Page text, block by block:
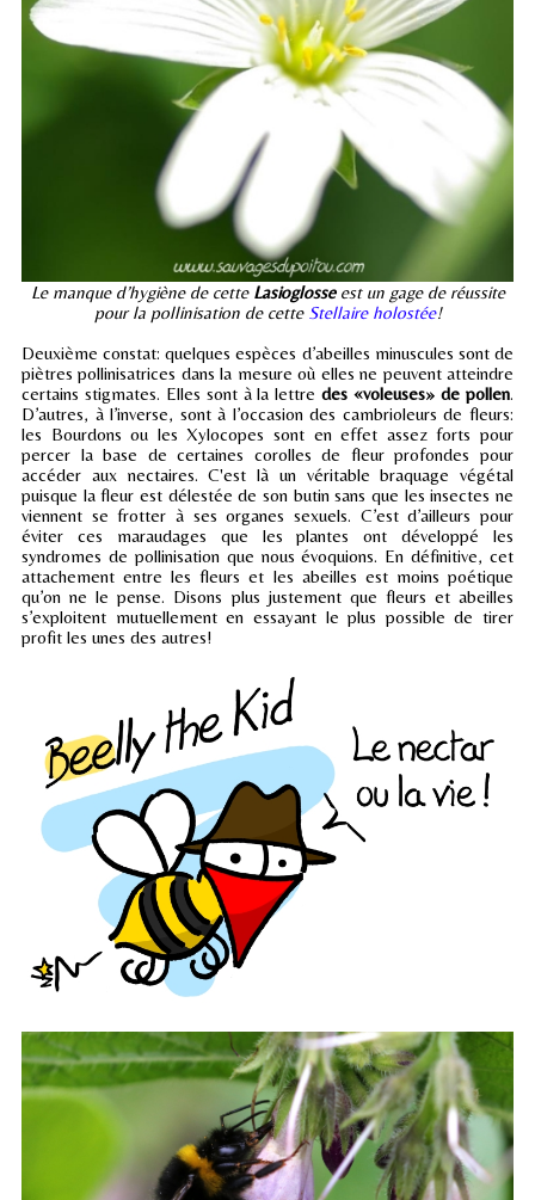
Le manque d’hygiène de cette Lasioglosseest un gage de réussite
pour la pollinisation de cette Stellaire holostée!
Deuxième constat: quelques espèces d’abeilles minuscules sont de
piètres pollinisatrices dans la mesure où elles ne peuvent atteindre
certains stigmates. Elles sont à la lettredes «voleuses» de pollen.
D’autres, à l’inverse, sont à l’occasion des cambrioleurs de fleurs:
les Bourdons ou les Xylocopes sont en effet assez forts pour
percer la base de certaines corolles de fleur profondes pour
accéder aux nectaires. C'est là un véritable braquage végétal
puisque la fleur est délestée de son butin sans que les insectes ne
viennent se frotter à ses organes sexuels. C’est d’ailleurs pour
éviter ces maraudages que les plantes ont développé les
syndromes de pollinisation que nous évoquions. En définitive, cet
attachement entre les fleurs et les abeilles est moins poétique
qu’on ne le pense. Disons plus justement que fleurs et abeilles
s’exploitent mutuellement en essayant le plus possible de tirer
profit les unes des autres!